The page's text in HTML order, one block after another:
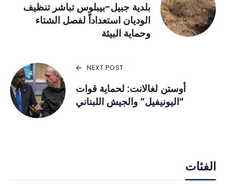
بلدية جبيل-بيبلوس تباشر تنظيف
الوديان استعداداً لفصل الشتاء
وحماية البيئة
NEXT POST
أوستن لغالانت: لحماية قوات
“اليونيفيل” والجيش اللبناني
الفئات